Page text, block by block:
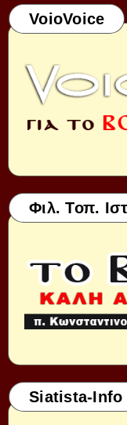
VoioVoice
Φιλ. Τοπ.
Siatista-Info